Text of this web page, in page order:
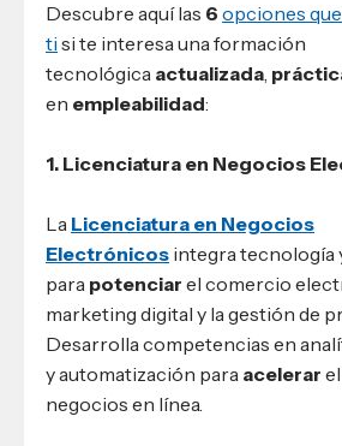
Descubre aquí las 6 opciones
ti si te interesa una formación
tecnológica actualizada,
en empleabilidad:
1. Licenciatura en Negocios
La Licenciatura en Negocios
Electrónicos integra tecnología
para potenciar el comercio
marketing digital y la gestión de
Desarrolla competencias en
y automatización para acelerar
negocios en línea.